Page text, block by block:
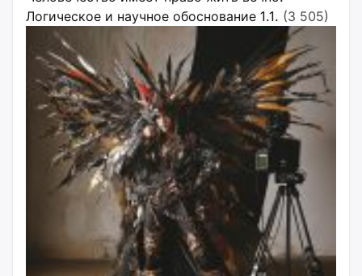
Логическое и научное обоснование 1.1. (3 505)